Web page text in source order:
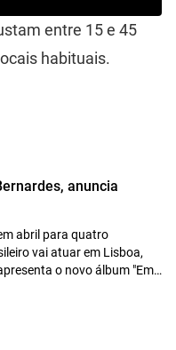
entre 15 e 45
habituais.
anuncia
abril para quatro
vai atuar em Lisboa,
o novo álbum "Em